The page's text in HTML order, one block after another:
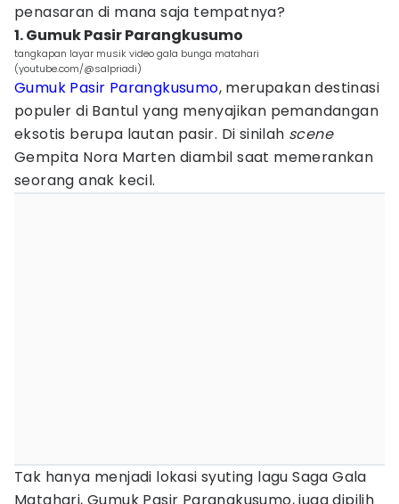
penasaran di mana saja tempatnya?
1. Gumuk Pasir Parangkusumo
tangkapan layar musik video gala bunga matahari
(youtube.com/@salpriadi)
Gumuk Pasir Parangkusumo, merupakan destinasi
populer di Bantul yang menyajikan pemandangan
eksotis berupa lautan pasir. Di sinilah scene
Gempita Nora Marten diambil saat memerankan
seorang anak kecil.
Tak hanya menjadi lokasi syuting lagu Saga Gala